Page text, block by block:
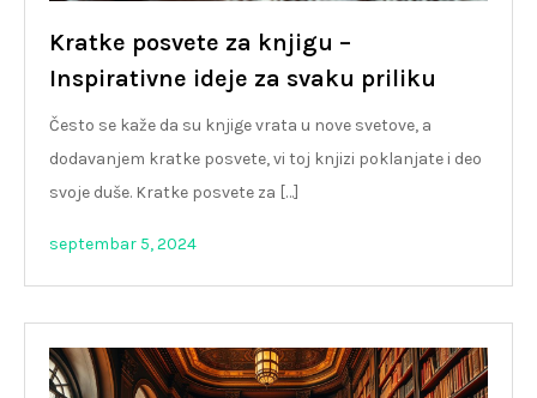
Kratke posvete za knjigu –
Inspirativne ideje za svaku priliku
Često se kaže da su knjige vrata u nove svetove, a
dodavanjem kratke posvete, vi toj knjizi poklanjate i deo
svoje duše. Kratke posvete za […]
septembar 5, 2024